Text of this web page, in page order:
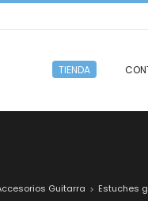
TIENDA
Guitarra > Estuches